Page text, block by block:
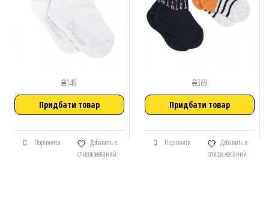
₴149
Придбати товар
Порівняти
Добавить в
список желаний
₴369
Придбати товар
Порівняти
Добавить в
список желаний